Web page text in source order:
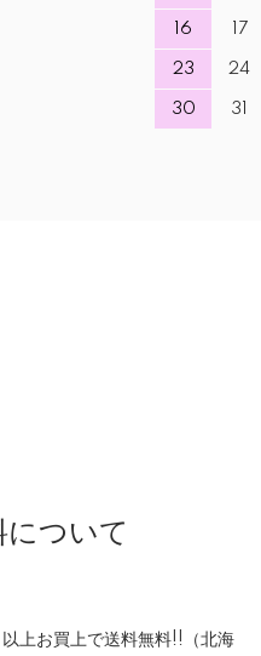
16 17
23 24
30 31
について
上お買上で送料無料!!（北海